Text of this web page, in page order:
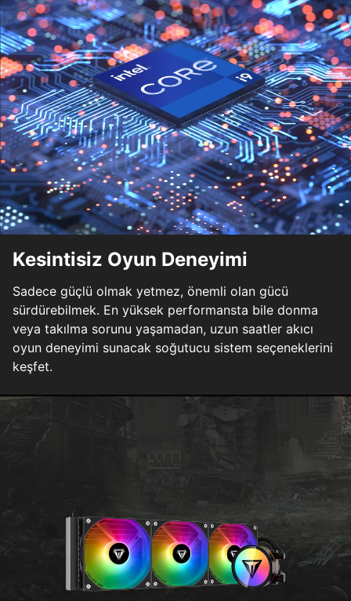
Kesintisiz Oyun Deneyimi
Sadece güçlü olmak yetmez, önemli olan gücü
sürdürebilmek. En yüksek performansta bile donma
veya takılma sorunu yaşamadan, uzun saatler akıcı
oyun deneyimi sunacak soğutucu sistem seçeneklerini
keşfet.